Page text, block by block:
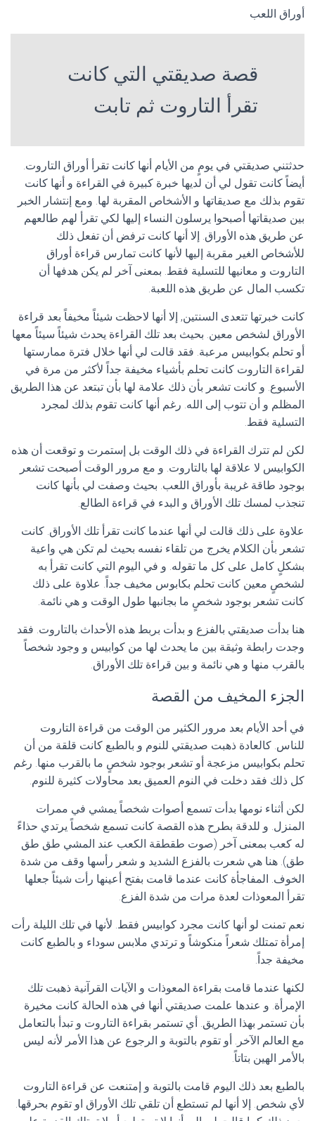
أوراق اللعب
قصة صديقتي التي كانت
تقرأ التاروت ثم تابت
حدثتني صديقتي في يومٍ من الأيام أنها كانت تقرأ أوراق التاروت.
أيضاً كانت تقول لي أن لديها خبرة كبيرة في القراءة و أنها كانت
تقوم بذلك مع صديقاتها و الأشخاص المقربة لها. ومع إنتشار الخبر
بين صديقاتها أصبحوا يرسلون النساء إليها لكي تقرأ لهم طالعهم
عن طريق هذه الأوراق. إلا أنها كانت ترفض أن تفعل ذلك
للأشخاص الغير مقربة إليها لأنها كانت تمارس قراءة أوراق
التاروت و معانيها للتسلية فقط. بمعنى آخر لم يكن هدفها أن
تكسب المال عن طريق هذه اللعبة.
كانت خبرتها تتعدى السنتين, إلا أنها لاحظت شيئاً مخيفاً بعد قراءة
الأوراق لشخص معين. بحيث بعد تلك القراءة يحدث شيئاً سيئاً معها
أو تحلم بكوابيس مرعبة. فقد قالت لي أنها خلال فترة ممارستها
لقراءة التاروت كانت تحلم بأشياء مخيفة جداً لأكثر من مرة في
الأسبوع. و كانت تشعر بأن ذلك علامة لها بأن تبتعد عن هذا الطريق
المظلم و أن تتوب إلى الله. رغم أنها كانت تقوم بذلك لمجرد
التسلية فقط.
لكن لم تترك القراءة في ذلك الوقت بل إستمرت و توقعت أن هذه
الكوابيس لا علاقة لها بالتاروت. و مع مرور الوقت أصبحت تشعر
بوجود طاقة غريبة بأوراق اللعب. بحيث وصفت لي بأنها كانت
تنجذب لمسك تلك الأوراق و البدء في قراءة الطالع.
علاوة على ذلك قالت لي أنها عندما كانت تقرأ تلك الأوراق. كانت
تشعر بأن الكلام يخرج من تلقاء نفسه بحيث لم تكن هي واعية
بشكلٍ كامل على كل ما تقوله. و في اليوم التي كانت تقرأ به
لشخصٍ معين كانت تحلم بكابوس مخيف جداً. علاوة على ذلك
كانت تشعر بوجود شخصٍ ما بجانبها طول الوقت و هي نائمة.
هنا بدأت صديقتي بالفزع و بدأت بربط هذه الأحداث بالتاروت. فقد
وجدت رابطة وثيقة بين ما يحدث لها من كوابيس و وجود شخصاً
بالقرب منها و هي نائمة و بين قراءة تلك الأوراق.
الجزء المخيف من القصة
في أحد الأيام بعد مرور الكثير من الوقت من قراءة التاروت
للناس. كالعادة ذهبت صديقتي للنوم و بالطبع كانت قلقة من أن
تحلم بكوابيس مزعجة أو تشعر بوجود شخصٍ ما بالقرب منها. رغم
كل ذلك فقد دخلت في النوم العميق بعد محاولات كثيرة للنوم.
لكن أثناء نومها بدأت تسمع أصوات شخصاً يمشي في ممرات
المنزل. و للدقة بطرح هذه القصة كانت تسمع شخصاً يرتدي حذاءً
له كعب بمعنى آخر (صوت طقطقة الكعب عند المشي طق طق
طق). هنا هي شعرت بالفزع الشديد و شعر رأسها وقف من شدة
الخوف. المفاجأة كانت عندما قامت بفتح أعينها رأت شيئاً جعلها
تقرأ المعوذات لعدة مرات من شدة الفزع.
نعم تمنت لو أنها كانت مجرد كوابيس فقط. لأنها في تلك الليلة رأت
إمرأة تمتلك شعراً منكوشاً و ترتدي ملابس سوداء و بالطبع كانت
مخيفة جداً.
لكنها عندما قامت بقراءة المعوذات و الآيات القرآنية ذهبت تلك
الإمرأة. و عندها علمت صديقتي أنها في هذه الحالة كانت مخيرة
بأن تستمر بهذا الطريق. أي تستمر بقراءة التاروت و تبدأ بالتعامل
مع العالم الآخر. أو تقوم بالتوبة و الرجوع عن هذا الأمر لأنه ليس
بالأمر الهين بتاتاً.
بالطبع بعد ذلك اليوم قامت بالتوبة و إمتنعت عن قراءة التاروت
لأي شخص. إلا أنها لم تستطع أن تلقي تلك الأوراق او تقوم بحرقها.